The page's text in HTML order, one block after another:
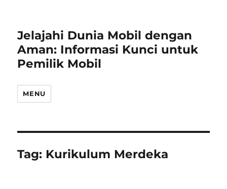
Jelajahi Dunia Mobil dengan
Aman: Informasi Kunci untuk
Pemilik Mobil
MENU
Tag: Kurikulum Merdeka